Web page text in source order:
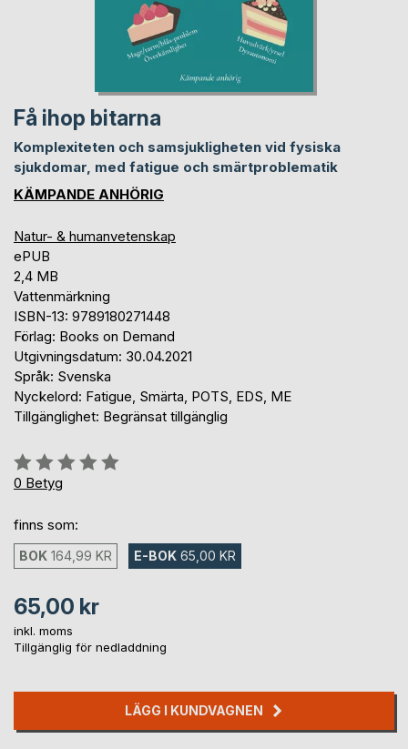
Få ihop bitarna
Komplexiteten och samsjukligheten vid fysiska
sjukdomar, med fatigue och smärtproblematik
KÄMPANDE ANHÖRIG
Natur- & humanvetenskap
ePUB
2,4 MB
Vattenmärkning
ISBN-13: 9789180271448
Förlag: Books on Demand
Utgivningsdatum: 30.04.2021
Språk: Svenska
Nyckelord: Fatigue, Smärta, POTS, EDS, ME
Tillgänglighet: Begränsat tillgänglig
Betyg::
0%
0 Betyg
finns som:
BOK 164,99 KR E-BOK 65,00 KR
65,00 kr
inkl. moms
Tillgänglig för nedladdning
LÄGG I KUNDVAGNEN